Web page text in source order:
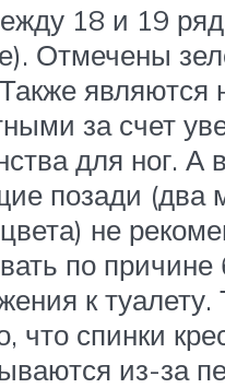
18 и 19
Отмечены
являются
за счет
для ног. А
позади (два
не
по причине
к туалету.
что спинки
из-за